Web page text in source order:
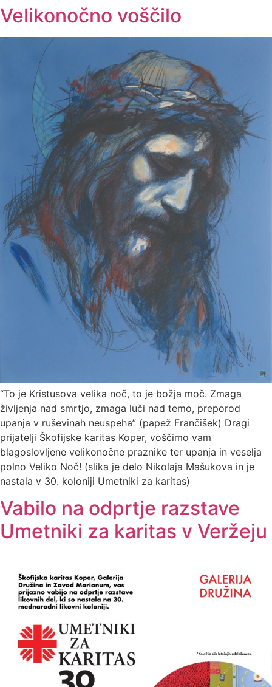
Velikonočno voščilo
“To je Kristusova velika noč, to je božja moč. Zmaga
življenja nad smrtjo, zmaga luči nad temo, preporod
upanja v ruševinah neuspeha” (papež Frančišek) Dragi
prijatelji Škofijske karitas Koper, voščimo vam
blagoslovljene velikonočne praznike ter upanja in veselja
polno Veliko Noč! (slika je delo Nikolaja Mašukova in je
nastala v 30. koloniji Umetniki za karitas)
Vabilo na odprtje razstave
Umetniki za karitas v Veržeju